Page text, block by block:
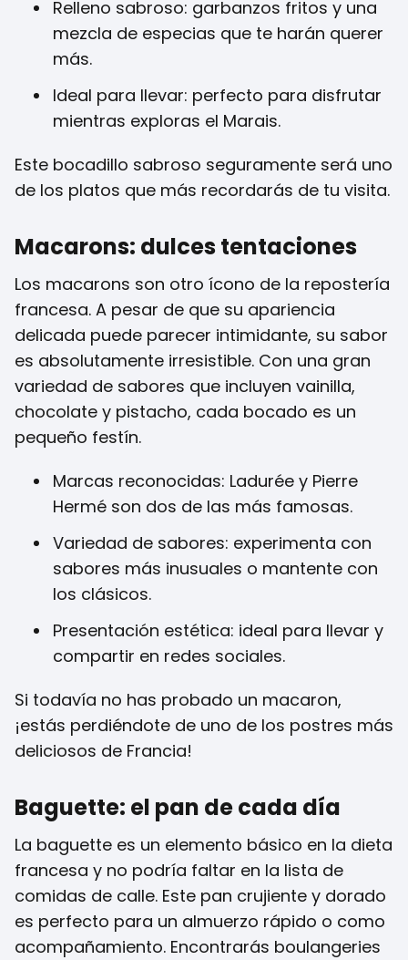
Relleno sabroso: garbanzos fritos y una
mezcla de especias que te harán querer
más.
Ideal para llevar: perfecto para disfrutar
mientras exploras el Marais.
Este bocadillo sabroso seguramente será uno
de los platos que más recordarás de tu visita.
Macarons: dulces tentaciones
Los macarons son otro ícono de la repostería
francesa. A pesar de que su apariencia
delicada puede parecer intimidante, su sabor
es absolutamente irresistible. Con una gran
variedad de sabores que incluyen vainilla,
chocolate y pistacho, cada bocado es un
pequeño festín.
Marcas reconocidas: Ladurée y Pierre
Hermé son dos de las más famosas.
Variedad de sabores: experimenta con
sabores más inusuales o mantente con
los clásicos.
Presentación estética: ideal para llevar y
compartir en redes sociales.
Si todavía no has probado un macaron,
¡estás perdiéndote de uno de los postres más
deliciosos de Francia!
Baguette: el pan de cada día
La baguette es un elemento básico en la dieta
francesa y no podría faltar en la lista de
comidas de calle. Este pan crujiente y dorado
es perfecto para un almuerzo rápido o como
acompañamiento. Encontrarás boulangeries